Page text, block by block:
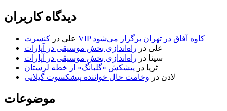
دیدگاه کاربران
علی در
کنسرت VIP کاوه آفاق در تهران برگزار می‌شود
علی در راه‌اندازی بخش موسیقی در آپارات
سینا در راه‌اندازی بخش موسیقی در آپارات
ثریا در پیشکش «گلبانگ» از خطه لرستان
لادن در وخامت حال خواننده پیشکسوت گیلانی
موضوعات